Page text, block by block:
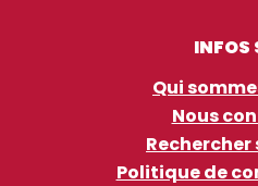
INFOS
Qui
Nous
Rechercher
Politique de